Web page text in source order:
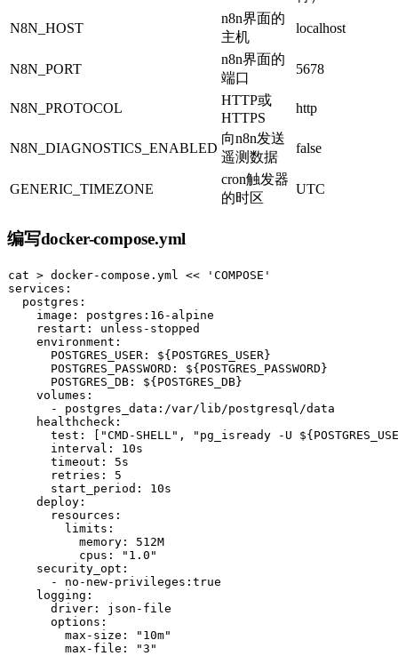
N8N_HOST
n8n界面的
主机
localhost
N8N_PORT
n8n界面的
端口
5678
N8N_PROTOCOL
HTTP或
HTTPS
http
N8N_DIAGNOSTICS_ENABLED
向n8n发送
遥测数据
false
GENERIC_TIMEZONE
cron触发器
的时区
UTC
编写docker-compose.yml
cat > docker-compose.yml <<
'COMPOSE'
services:
  postgres:
    image: postgres:16-alpine
    restart: unless-stopped
    environment:
      POSTGRES_USER:
${POSTGRES_USER}
      POSTGRES_PASSWORD:
${POSTGRES_PASSWORD}
      POSTGRES_DB:
${POSTGRES_DB}
    volumes:
      - postgres_data:/var/lib/postgresql/data
    healthcheck:
test : [ "CMD-SHELL" , "pg_isready -U
      interval: 10s
timeout : 5s
      retries: 5
      start_period: 10s
    deploy:
      resources:
        limits:
          memory: 512M
          cpus:
"1.0"
    security_opt:
      - no-new-privileges:
true
    logging:
      driver: json-file
      options:
        max-size:
"10m"
        max-file:
"3"